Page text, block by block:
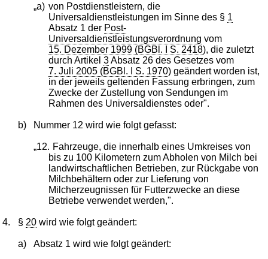
„a) von Postdienstleistern, die
Universaldienstleistungen im Sinne des § 1
Absatz 1 der Post-
Universaldienstleistungsverordnung vom
15. Dezember 1999 (BGBl. I S. 2418), die zuletzt
durch Artikel3Absatz 26 des Gesetzes vom
7. Juli 2005 (BGBl. I S. 1970) geändert worden ist,
in der jeweils geltenden Fassung erbringen, zum
Zwecke der Zustellung von Sendungen im
Rahmen des Universaldienstes oder".
b) Nummer 12 wird wie folgt gefasst:
„12. Fahrzeuge, die innerhalb eines Umkreises von
bis zu 100 Kilometern zum Abholen von Milch bei
landwirtschaftlichen Betrieben, zur Rückgabe von
Milchbehältern oder zur Lieferung von
Milcherzeugnissen für Futterzwecke an diese
Betriebe verwendet werden,".
4. § 20 wird wie folgt geändert:
a) Absatz 1 wird wie folgt geändert: